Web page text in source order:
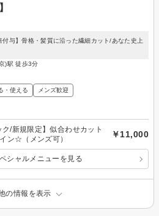
付与】骨格・髪質に沿った繊細カット/あなた史上
)駅 徒歩3分
・使える メンズ歓迎
ク/新規限定】似合わせカット
ン☆（メンズ可）
￥11,000
シャルメニューを見る
の情報を表示